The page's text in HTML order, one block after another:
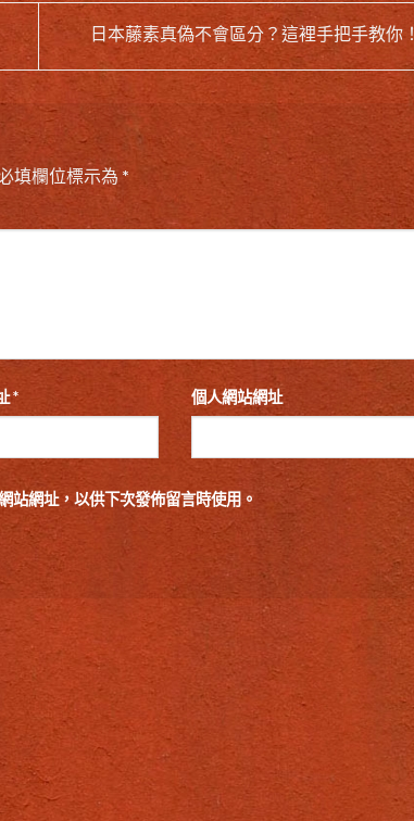
日本藤素真偽不會區分？這裡手把手教你！
填欄位標示為 *
* 個人網站網址
站網址，以供下次發佈留言時使用。